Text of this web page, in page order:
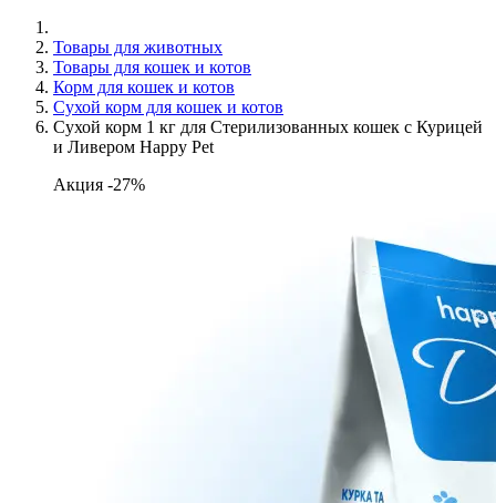
Товары для животных
Товары для кошек и котов
Корм для кошек и котов
Сухой корм для кошек и котов
Сухой корм 1 кг для Стерилизованных кошек с Курицей
и Ливером Happy Pet
Акция -27%